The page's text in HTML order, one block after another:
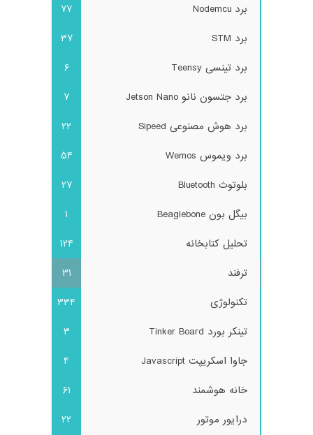
برد Nodemcu
77
برد STM
37
برد تینسی Teensy
6
برد جتسون نانو Jetson Nano
7
برد هوش مصنوعی Sipeed
22
برد ویموس Wemos
54
بلوتوث Bluetooth
27
بیگل بون Beaglebone
1
تحلیل کتابخانه
124
ترفند
31
تکنولوژی
334
تینکر بورد Tinker Board
3
جاوا اسکریپت Javascript
4
خانه هوشمند
61
درایور موتور
22